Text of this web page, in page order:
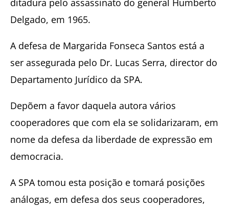
Delgado, em 1965.
A defesa de Margarida Fonseca Santos está a
ser assegurada pelo Dr. Lucas Serra, director do
Departamento Jurídico da SPA.
Depõem a favor daquela autora vários
cooperadores que com ela se solidarizaram, em
nome da defesa da liberdade de expressão em
democracia.
A SPA tomou esta posição e tomará posições
análogas, em defesa dos seus cooperadores,